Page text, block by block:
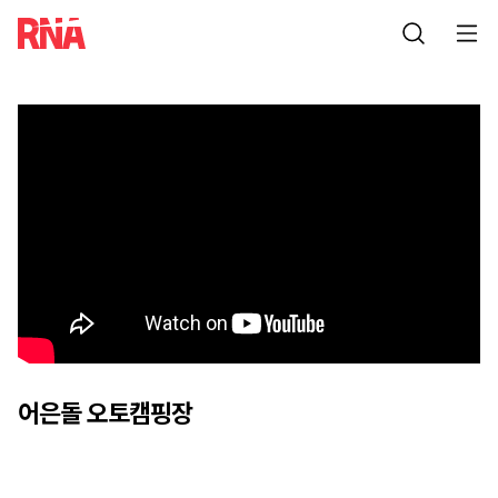
어은돌 오토캠핑장